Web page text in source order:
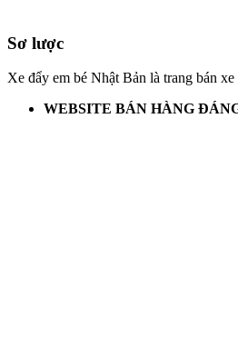
Sơ lược
Xe đẩy em bé Nhật Bản là trang bán
WEBSITE BÁN HÀNG